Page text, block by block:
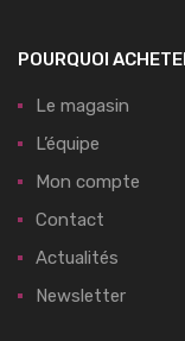
POURQUOI
Le magasin
L’équipe
Mon compte
Contact
Actualités
Newsletter